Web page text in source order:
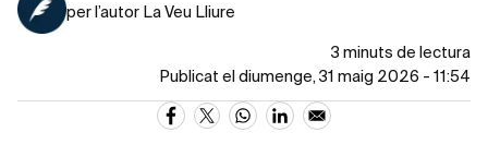
per l’autor La Veu Lliure
3 minuts de lectura
Publicat el diumenge, 31 maig 2026 - 11:54